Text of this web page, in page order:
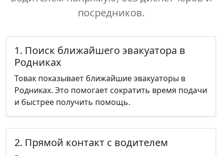
посредников.
1. Поиск ближайшего эвакуатора в
Родниках
Товак показывает ближайшие эвакуаторы в
Родниках. Это помогает сократить время подачи
и быстрее получить помощь.
2. Прямой контакт с водителем